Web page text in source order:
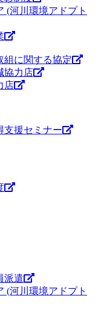
(河川環境アドプト
組に関する協定
協力店
店
支援セミナー
派遣
(河川環境アドプト